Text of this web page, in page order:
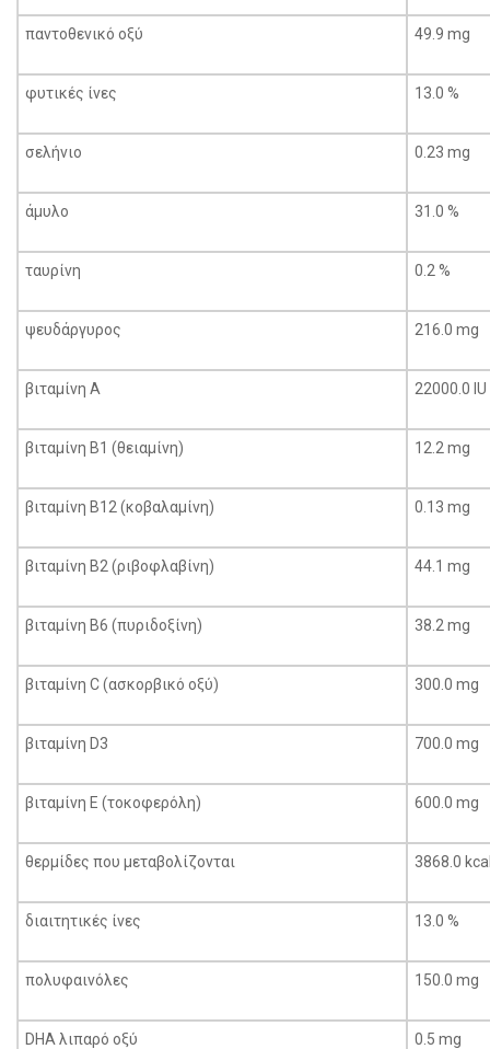
παντοθενικό οξύ 49.9 mg
φυτικές ίνες 13.0 %
σελήνιο 0.23 mg
άμυλο 31.0 %
ταυρίνη 0.2 %
ψευδάργυρος 216.0 mg
βιταμίνη Α 22000.0 IU
βιταμίνη Β1 (θειαμίνη) 12.2 mg
βιταμίνη Β12 (κοβαλαμίνη) 0.13 mg
βιταμίνη Β2 (ριβοφλαβίνη) 44.1 mg
βιταμίνη Β6 (πυριδοξίνη) 38.2 mg
βιταμίνη C (ασκορβικό οξύ) 300.0 mg
βιταμίνη D3 700.0 mg
βιταμίνη Ε (τοκοφερόλη) 600.0 mg
θερμίδες που μεταβολίζονται 3868.0
διαιτητικές ίνες 13.0 %
πολυφαινόλες 150.0 mg
DHA λιπαρό οξύ 0.5 mg